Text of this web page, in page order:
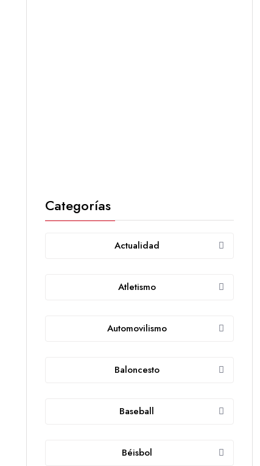
Categorías
Actualidad
Atletismo
Automovilismo
Baloncesto
Baseball
Béisbol